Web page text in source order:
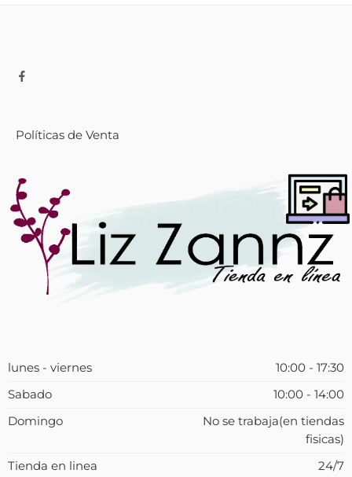
Políticas de Venta
lunes - viernes
10:00 - 17:30
Sabado
10:00 - 14:00
Domingo
No se trabaja(en tiendas
fisicas)
Tienda en linea
24/7